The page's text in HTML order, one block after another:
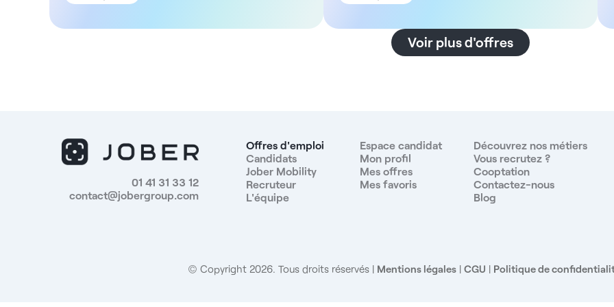
dynamique, vous assurerez des consultations
- Le développement de votre activité selon vos
domaines d’intérêt La structure est ouverte aux
propositions d’évolution et accompagne les
praticiens dans la mise en place de nouveaux
services. ADN de la structure Cette structure, active
Paris, elle met un point d'honneur à proposer des
soins de qualité dans un environnement coordonné.
au sein d'un centre de santé pluridisciplinaire
comprend un médecin généraliste, une sage-femme
et un podologue, offrant un environnement de travail
avec un secrétariat dédié à la gestion administrative
et à la facturation Description et missions Vos
missions principales seront les suivantes - Assurer
des consultations pédiatriques courantes et le suivi
de la croissance et du développement - Réaliser le
une prise en charge globale des patients - Participer
à l'organisation des plages de consultation entre 8h
Voir plus d'offres
01 41 31 33 12
contact@jobergroup.com
Offres d'emploi
Candidats
Jober Mobility
Recruteur
L'équipe
Espace candidat
Mon profil
Mes offres
Mes favoris
Découvrez nos métiers
Vous recrutez ?
Cooptation
Contactez-nous
Blog
© Copyright 2026. Tous droits réservés Mentions légales | CGU | Politique de